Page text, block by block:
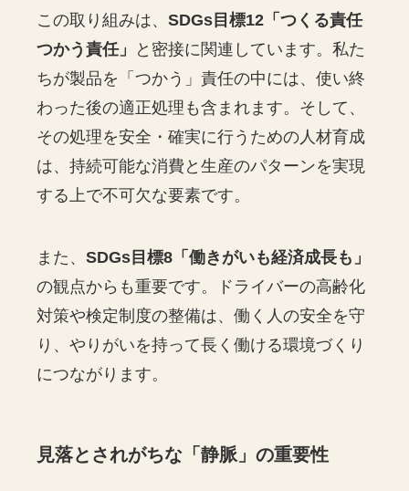
この取り組みは、SDGs目標12「つくる責任
つかう責任」
と密接に関連しています。私た
ちが製品を「つかう」責任の中には、使い終
わった後の適正処理も含まれます。そして、
その処理を安全・確実に行うための人材育成
は、持続可能な消費と生産のパターンを実現
する上で不可欠な要素です。
また、SDGs目標8「働きがいも経済成長も」
の観点からも重要です。ドライバーの高齢化
対策や検定制度の整備は、働く人の安全を守
り、やりがいを持って長く働ける環境づくり
につながります。
見落とされがちな「静脈」の重要性